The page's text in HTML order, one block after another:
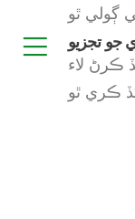
ڳولي ٿو
جو تجزيو
ڪرڻ لاء
ڪري ٿو